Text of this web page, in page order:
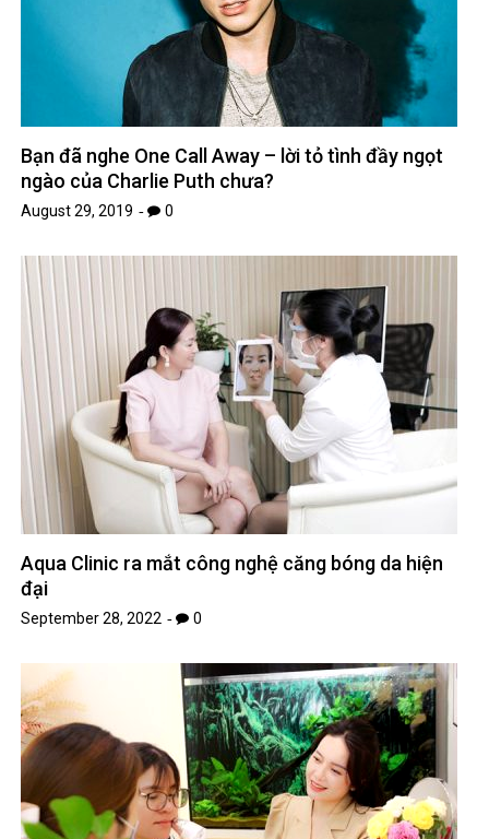
Bạn đã nghe One Call Away – lời tỏ tình đầy ngọt
ngào của Charlie Puth chưa?
August 29, 2019 0
Aqua Clinic ra mắt công nghệ căng bóng da hiện
đại
September 28, 2022 0